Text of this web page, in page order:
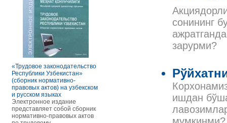
«Трудовое законодательство
Республики Узбекистан»
(сборник нормативно-
правовых актов) на узбекском
и русском языках
Электронное издание
представляет собой сборник
нормативно-правовых актов
ТОМ ОСОБЕННОСТИ
В книге рассмотрены вопросы
оплаты труда отдельных
отдельных сферах и случаях.
Налоговое
Республики
Данное
по сути
сборник
правовых
Узбекистан.
законы,
сонининг
зарурми?
ишдан